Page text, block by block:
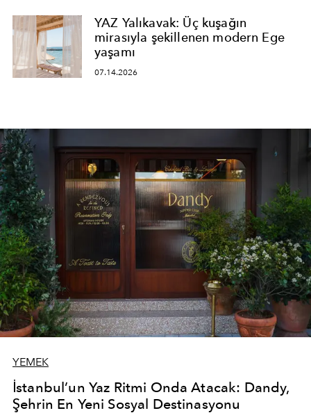
YAZ Yalıkavak: Üç kuşağın
mirasıyla şekillenen modern Ege
yaşamı
07.14.2026
YEMEK
İstanbul’un Yaz Ritmi Onda Atacak: Dandy,
Şehrin En Yeni Sosyal Destinasyonu